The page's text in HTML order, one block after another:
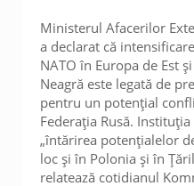
Ministerul Afacerilor
a declarat că
NATO în Europa de Est
Neagră este legată de
pentru un potențial
Federația Rusă.
„întărirea potențialelor
loc și în Polonia și în
relatează cotidianul